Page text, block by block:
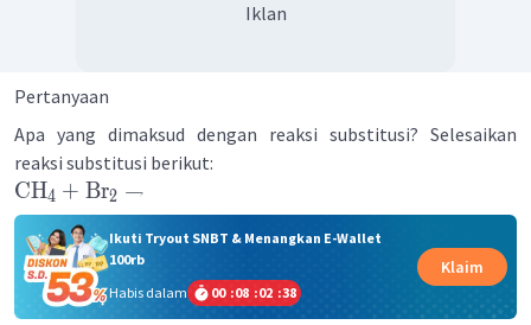
Iklan
Pertanyaan
Apa yang dimaksud dengan reaksi substitusi? Selesaikan
reaksi substitusi berikut:
CH4 + Br2 →
Ikuti Tryout SNBT & Menangkan E-Wallet
100rb
Habis dalam
00 :08 :02 :38
Klaim